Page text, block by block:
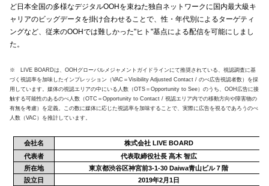
ど日本全国の多様なデジタルOOH を束ねた独自ネットワークに国内最大級キ
ャリアのビッグデータを掛け合わせることで、性・年代別によるターゲティ
ングなど、従来のOOHでは難しかった"ヒト "基点による配信を可能にしまし
た。
※ LIVE BOARDは、 OOH グローバルメジャメントガイドラインにて推奨されている、視認調査に基
づく視認率を加味したインプレッション（VAC ＝ Visibility Adjusted Contact / のべ広告視認者数）を採
用しています。媒体の視認エリアの中にいる人数（OTS ＝ Opportunity to See）のうち、 OOH 広告に接
触する可能性のあるのべ人数（OTC ＝ Opportunity to Contact / 視認エリア内での移動方向や障害物の
有無を考慮）を定義。この数に媒体に応じた視認率を加味することで、実際に広告を視るであろうのべ
人数（VAC ）を推計しています。
会社名 株式会社LIVE BOARD
代表者
代表取締役社長 髙木 智広
所在地
東京都渋谷区神宮前3-1-30 Daiwa青山ビル７階
設立日
2019年2月1日